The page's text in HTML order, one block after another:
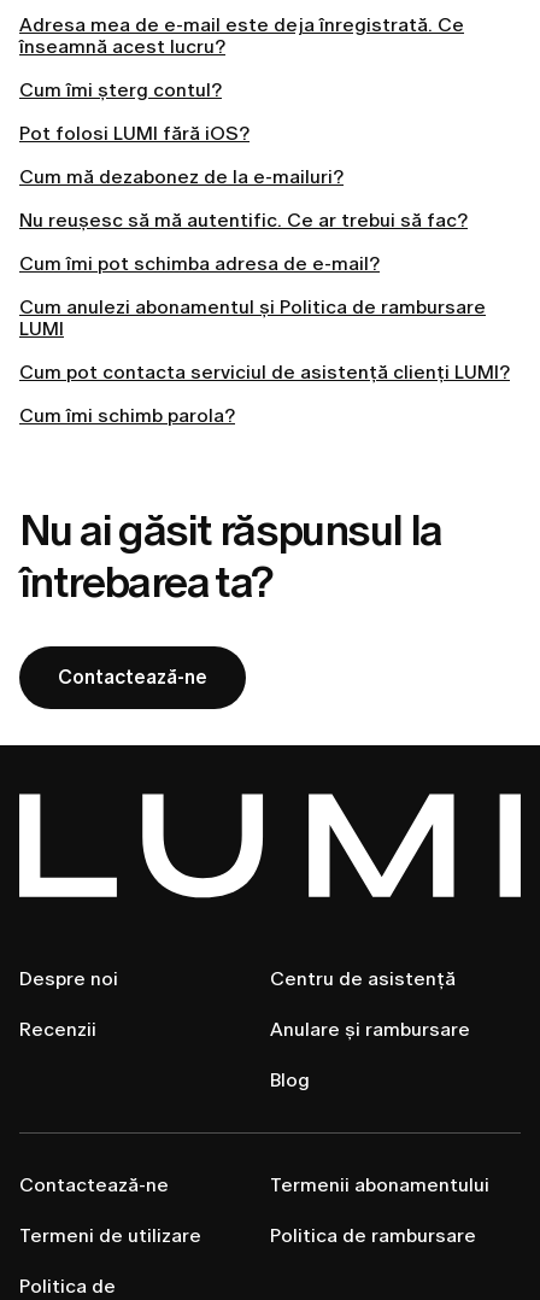
Adresa mea de e-mail este deja înregistrată. Ce
înseamnă acest lucru?
Cum îmi șterg contul?
Pot folosi LUMI fără iOS?
Cum mă dezabonez de la e-mailuri?
Nu reușesc să mă autentific. Ce ar trebui să fac?
Cum îmi pot schimba adresa de e-mail?
Cum anulezi abonamentul și Politica de rambursare
LUMI
Cum pot contacta serviciul de asistență clienți LUMI?
Cum îmi schimb parola?
Nu ai găsit răspunsul la
întrebarea ta?
Contactează-ne
Despre noi
Recenzii
Centru de asistență
Anulare și rambursare
Blog
Contactează-ne
Termeni de utilizare
Politica de
Termenii abonamentului
Politica de rambursare